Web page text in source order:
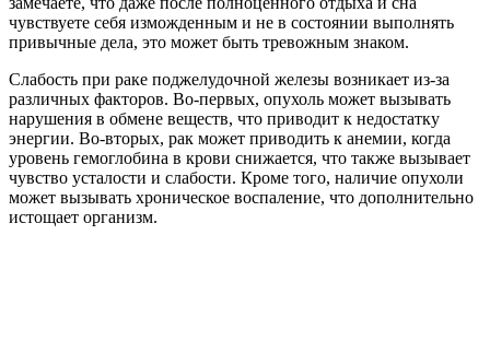
чувствуете себя изможденным и не в состоянии выполнять
привычные дела, это может быть тревожным знаком.
Слабость при раке поджелудочной железы возникает из-за
различных факторов. Во-первых, опухоль может вызывать
нарушения в обмене веществ, что приводит к недостатку
энергии. Во-вторых, рак может приводить к анемии, когда
уровень гемоглобина в крови снижается, что также вызывает
чувство усталости и слабости. Кроме того, наличие опухоли
может вызывать хроническое воспаление, что дополнительно
истощает организм.